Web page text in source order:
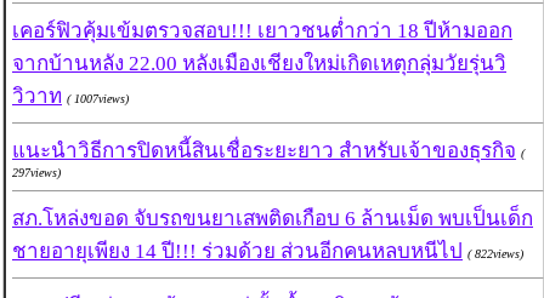
เคอร์ฟิวคุ้มเข้มตรวจสอบ!!! เยาวชนต่ำกว่า 18 ปีห้ามออก
จากบ้านหลัง 22.00 หลังเมืองเชียงใหม่เกิดเหตุกลุ่มวัยรุ่นวิ
วิวาท ( 1007views)
แนะนำวิธีการปิดหนี้สินเชื่อระยะยาว สำหรับเจ้าของธุรกิจ (
297views)
สภ.โหล่งขอด จับรถขนยาเสพติดเกือบ 6 ล้านเม็ด พบเป็นเด็ก
ชายอายุเพียง 14 ปี!!! ร่วมด้วย ส่วนอีกคนหลบหนีไป ( 822views)